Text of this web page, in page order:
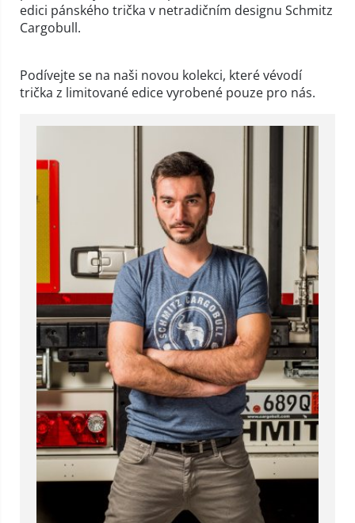
edici pánského trička v netradičním designu Schmitz
Cargobull.
Podívejte se na naši novou kolekci, které vévodí
trička z limitované edice vyrobené pouze pro nás.